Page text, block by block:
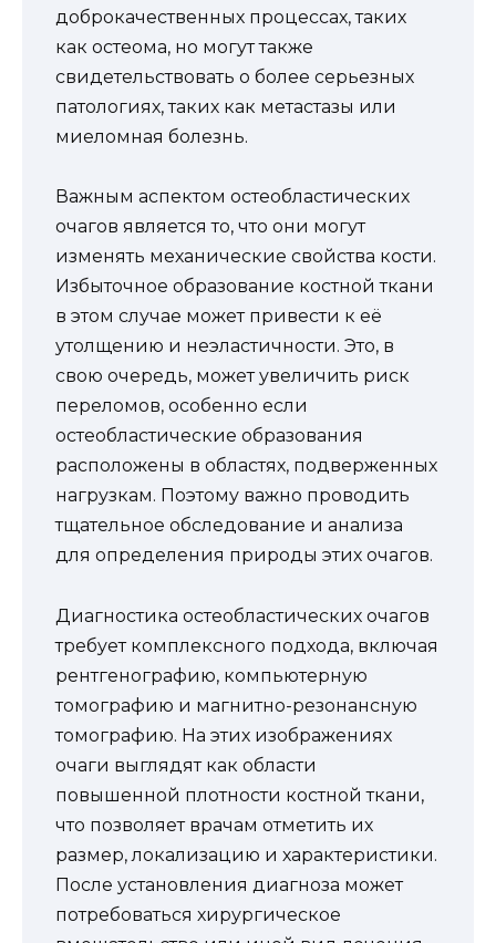
доброкачественных процессах, таких
как остеома, но могут также
свидетельствовать о более серьезных
патологиях, таких как метастазы или
миеломная болезнь.
Важным аспектом остеобластических
очагов является то, что они могут
изменять механические свойства кости.
Избыточное образование костной ткани
в этом случае может привести к её
утолщению и неэластичности. Это, в
свою очередь, может увеличить риск
переломов, особенно если
остеобластические образования
расположены в областях, подверженных
нагрузкам. Поэтому важно проводить
тщательное обследование и анализа
для определения природы этих очагов.
Диагностика остеобластических очагов
требует комплексного подхода, включая
рентгенографию, компьютерную
томографию и магнитно-резонансную
томографию. На этих изображениях
очаги выглядят как области
повышенной плотности костной ткани,
что позволяет врачам отметить их
размер, локализацию и характеристики.
После установления диагноза может
потребоваться хирургическое